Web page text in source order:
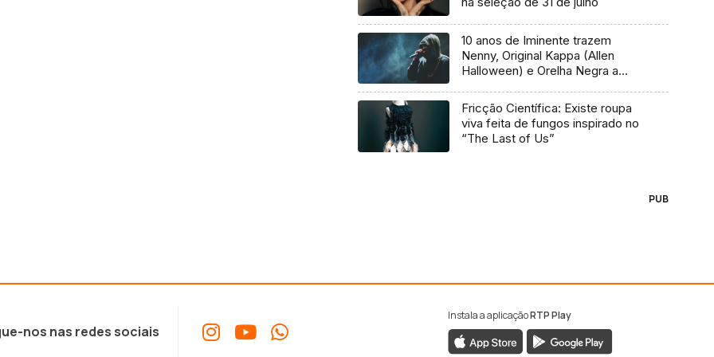
10 anos de Iminente trazem
Nenny, Original Kappa (Allen
Halloween) e Orelha Negra a
Fricção Científica: Existe roupa
viva feita de fungos inspirado no
“The Last of Us”
PUB
nos nas redes sociais
Instala a aplicaçãoRTP Play